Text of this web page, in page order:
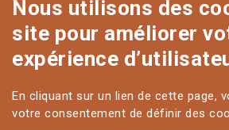
CONTACT
Nous utilisons des
site pour améliorer
expérience
En cliquant sur un lien de cette page,
votre consentement de définir des